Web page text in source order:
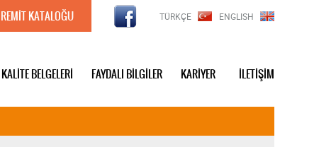
TÜRKÇE ENGLISH
KATALOĞU
KALİTE BELGELERİ FAYDALI BİLGİLER KARİYER İLETİŞİM